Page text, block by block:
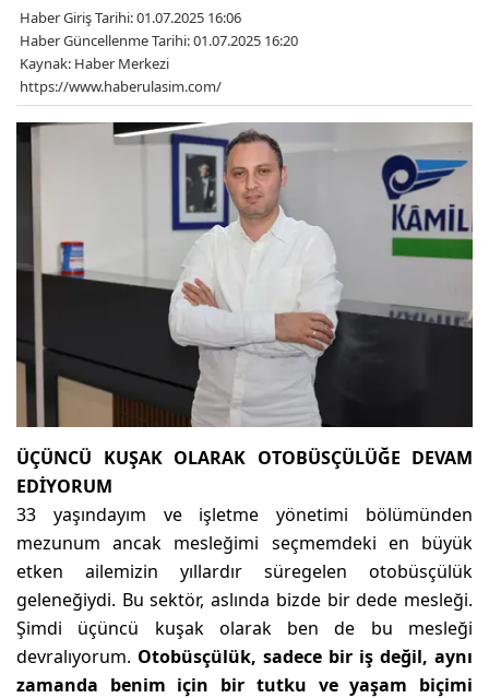
Haber Giriş Tarihi: 01.07.2025 16:06
Haber Güncellenme Tarihi: 01.07.2025 16:20
Kaynak: Haber Merkezi
https://www.haberulasim.com/
ÜÇÜNCÜ KUŞAK OLARAK OTOBÜSÇÜLÜĞE DEVAM
EDİYORUM
33 yaşındayım ve işletme yönetimi bölümünden
mezunum ancak mesleğimi seçmemdeki en büyük
etken ailemizin yıllardır süregelen otobüsçülük
geleneğiydi. Bu sektör, aslında bizde bir dede mesleği.
Şimdi üçüncü kuşak olarak ben de bu mesleği
devralıyorum. Otobüsçülük, sadece bir iş değil, aynı
zamanda benim için bir tutku ve yaşam biçimi